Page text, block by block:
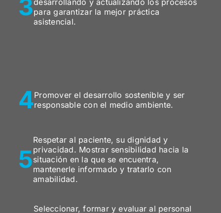
3desarrollando y actualizando los procesos
para garantizar la mejor práctica
asistencial.
4Promover el desarrollo sostenible y ser
responsable con el medio ambiente.
5
Respetar al paciente, su dignidad y
privacidad. Mostrar sensibilidad hacia la
situación en la que se encuentra,
mantenerle informado y tratarlo con
amabilidad.
Seleccionar, formar y evaluar al personal